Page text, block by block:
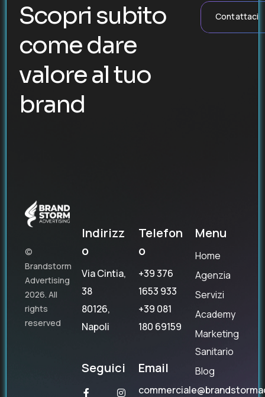
Scopri subito
come dare
valore al tuo
brand
Contattaci
©
Brandstorm
Advertising
2026. All
rights
reserved
Indirizz
o
Via Cintia,
38
80126,
Napoli
Seguici
Telefon
o
+39 376
1653 933
+39 081
180 69159
Email
Menu
Home
Agenzia
Servizi
Academy
Marketing
Sanitario
Blog